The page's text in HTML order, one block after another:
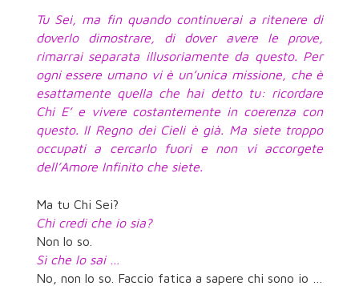
Tu Sei, ma fin quando continuerai a ritenere di
doverlo dimostrare, di dover avere le prove,
rimarrai separata illusoriamente da questo. Per
ogni essere umano vi è un’unica missione, che è
esattamente quella che hai detto tu: ricordare
Chi E’ e vivere costantemente in coerenza con
questo. Il Regno dei Cieli è già. Ma siete troppo
occupati a cercarlo fuori e non vi accorgete
dell’Amore Infinito che siete.
Ma tu Chi Sei?
Chi credi che io sia?
Non lo so.
Sì che lo sai …
No, non lo so. Faccio fatica a sapere chi sono io …